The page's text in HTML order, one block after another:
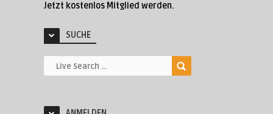
Jetzt kostenlos Mitglied werden.
SUCHE